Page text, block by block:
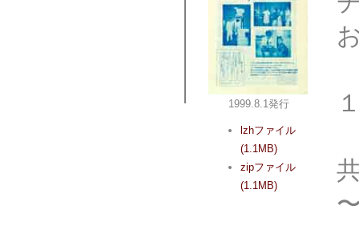
1999.8.1発行
lzhファイル
(1.1MB)
zipファイル
(1.1MB)